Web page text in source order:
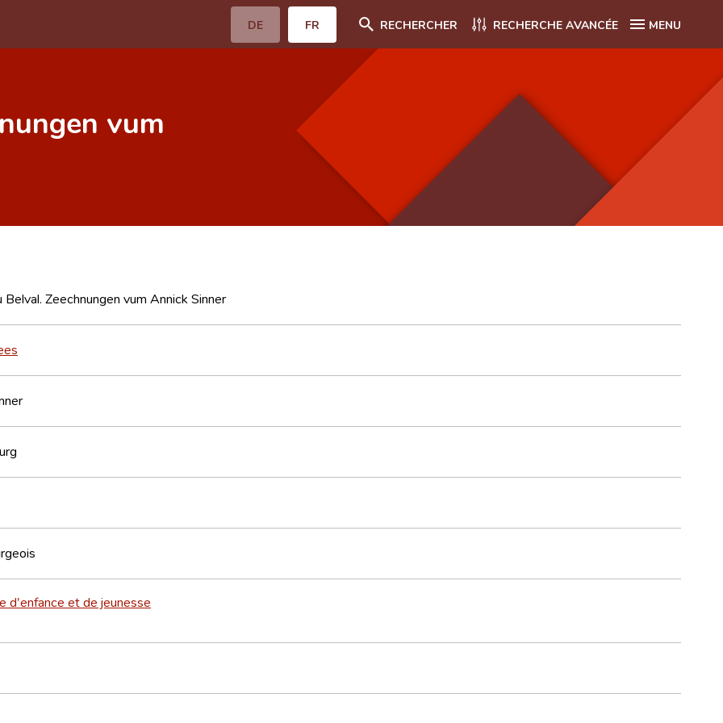
DE FR RECHERCHER RECHERCHE AVANCÉE MENU
vum
Belval. Zeechnungen vum Annick Sinner
d'enfance et de jeunesse